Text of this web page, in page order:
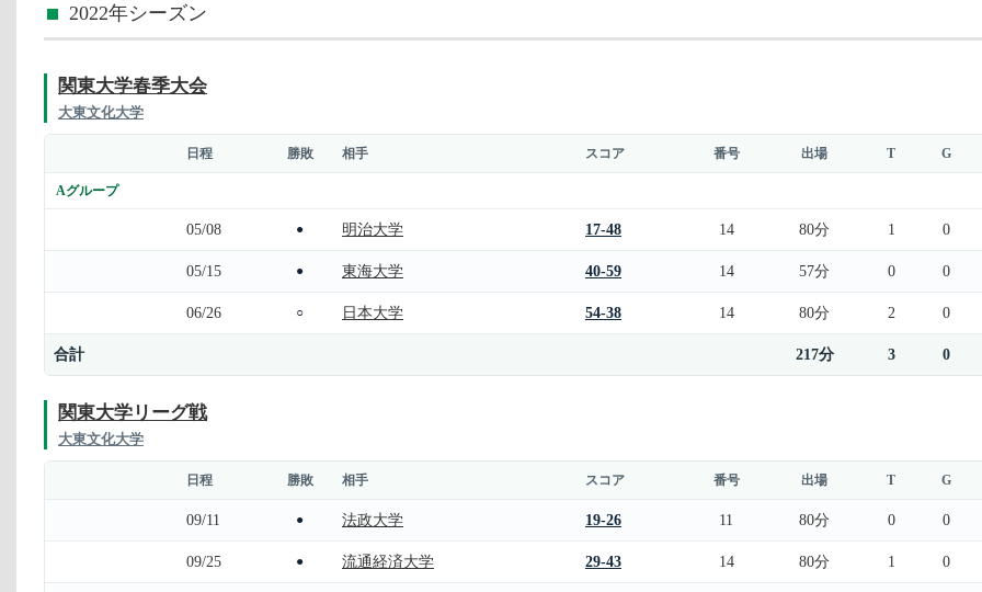
2022年シーズン
関東大学春季大会
大東文化大学
日程 勝敗 相手 スコア 番号 出場 T G
Aグループ
05/08 ● 明治大学 17-48 14 80分 1 0
05/15 ● 東海大学 40-59 14 57分 0 0
06/26 ○ 日本大学 54-38 14 80分 2 0
合計 217分 3 0
関東大学リーグ戦
大東文化大学
日程 勝敗 相手 スコア 番号 出場 T G
09/11 ● 法政大学 19-26 11 80分 0 0
09/25 ● 流通経済大学 29-43 14 80分 1 0